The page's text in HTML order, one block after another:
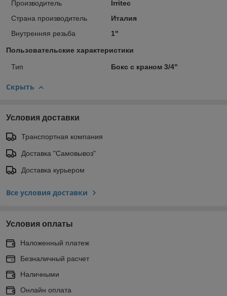
Производитель
Irritec
Страна производитель
Италия
Внутренняя резьба
1"
Пользовательские характеристики
Тип Бокс с краном 3/4"
Скрыть
Условия доставки
Транспортная компания
Доставка "Самовывоз"
Доставка курьером
Все условия доставки
Условия оплаты
Наложенный платеж
Безналичный расчет
Наличными
Онлайн оплата